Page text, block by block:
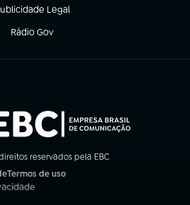
Legal
em nova aba)
Rádio Gov
(abre em nova aba)
reservados pela EBC
Termos de uso
(abre em nova aba)